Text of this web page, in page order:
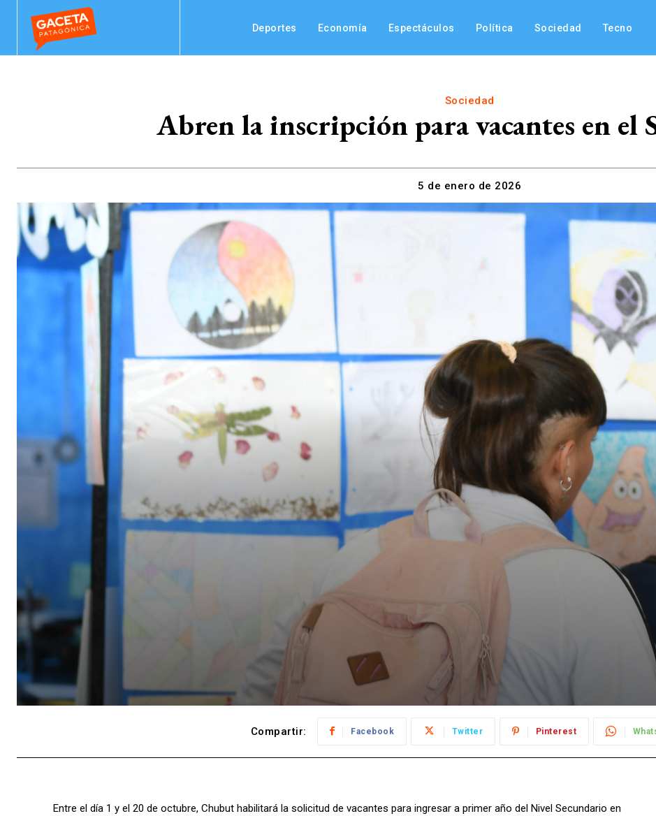
Deportes Economía Espectáculos Política Sociedad Tecno
Sociedad
Abren la inscripción para vacantes en el
5 de enero de 2026
Compartir: Facebook Twitter Pinterest
Entre el día 1 y el 20 de octubre, Chubut habilitará la solicitud de vacantes para ingresar a primer año del Nivel Secundario en